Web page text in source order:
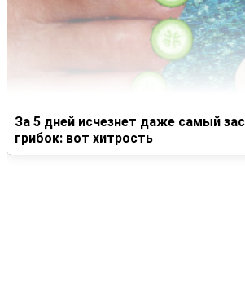
За 5 дней исчезнет даже самый
грибок: вот хитрость